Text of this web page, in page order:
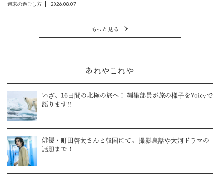
週末の過ごし方 2026.08.07
もっと見る
あれやこれや
いざ、16日間の北極の旅へ！ 編集部員が旅の様子をVoicyで
語ります!!
俳優・町田啓太さんと韓国にて。 撮影裏話や大河ドラマの
話題まで！